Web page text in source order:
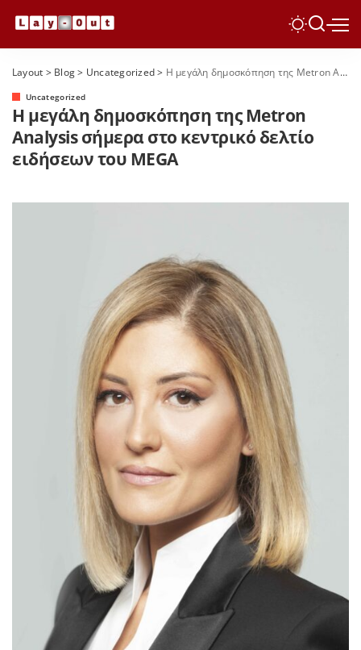
Layout > Blog> Uncategorized> Η μεγάλη δημοσκόπηση της Metron Analysis σήμερα στο κεντρικό δελτίο ειδήσεων του MEGA
Uncategorized
Η μεγάλη δημοσκόπηση της Metron
Analysis σήμερα στο κεντρικό δελτίο
ειδήσεων του MEGA